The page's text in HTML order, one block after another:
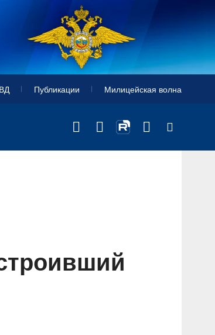
Публикации Милицейская волна